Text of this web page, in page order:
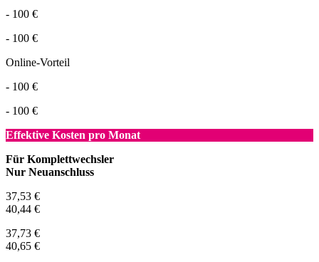
- 100 €
- 100 €
Online-Vorteil
- 100 €
- 100 €
Effektive Kosten pro Monat
Für Komplettwechsler
Nur Neuanschluss
37,53 €
40,44 €
37,73 €
40,65 €